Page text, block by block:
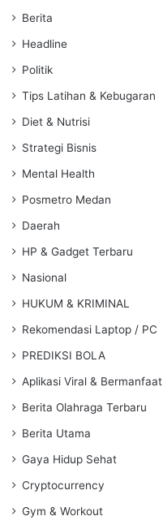
Berita
Headline
Politik
Tips Latihan & Kebugaran
Diet & Nutrisi
Strategi Bisnis
Mental Health
Posmetro Medan
Daerah
HP & Gadget Terbaru
Nasional
HUKUM & KRIMINAL
Rekomendasi Laptop / PC
PREDIKSI BOLA
Aplikasi Viral & Bermanfaat
Berita Olahraga Terbaru
Berita Utama
Gaya Hidup Sehat
Cryptocurrency
Gym & Workout